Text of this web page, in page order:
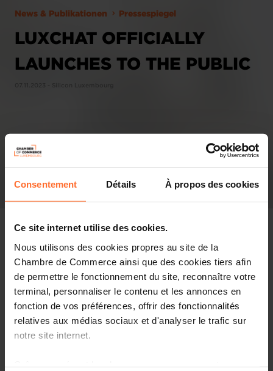
Consentement Détails À propos des cookies
Ce site internet utilise des cookies.
Nous utilisons des cookies propres au site de la
Chambre de Commerce ainsi que des cookies tiers afin
de permettre le fonctionnement du site, reconnaître votre
terminal, personnaliser le contenu et les annonces en
fonction de vos préférences, offrir des fonctionnalités
relatives aux médias sociaux et d'analyser le trafic sur
notre site internet.
News & Publikationen Pressespiegel
LUXCHAT OFFICIALLY
LAUNCHES TO THE PUBLIC
Pressespiegel
Diesen Artikel teilen